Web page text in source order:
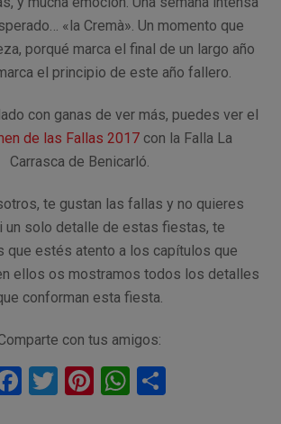
«la Cremà». Un momento que
porqué marca el final de un largo año
el principio de este año fallero.
con ganas de ver más, puedes ver el
de las Fallas 2017 con la Falla La
Carrasca de Benicarló.
te gustan las fallas y no quieres
un solo detalle de estas fiestas, te
que estés atento a los capítulos que
ellos os mostramos todos los detalles
conforman esta fiesta.
con tus amigos:
F
T Pi W